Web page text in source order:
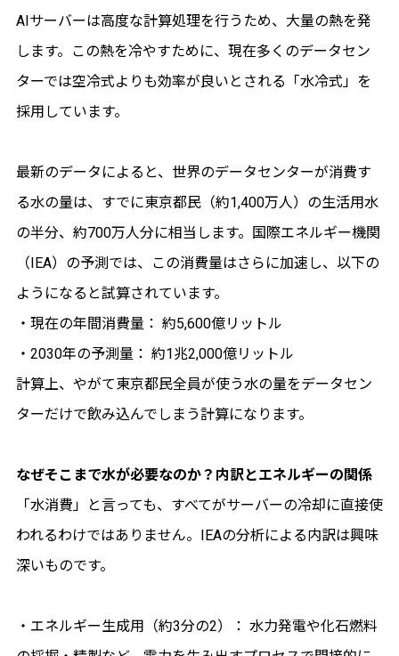
AIサーバーは高度な計算処理を行うため、大量の熱を発
します。この熱を冷やすために、現在多くのデータセン
ターでは空冷式よりも効率が良いとされる「水冷式」を
採用しています。
最新のデータによると、世界のデータセンターが消費す
る水の量は、すでに東京都民（約1,400万人）の生活用水
の半分、約700万人分に相当します。国際エネルギー機関
（IEA）の予測では、この消費量はさらに加速し、以下の
ようになると試算されています。
・現在の年間消費量： 約5,600億リットル
・2030年の予測量： 約1兆2,000億リットル
計算上、やがて東京都民全員が使う水の量をデータセン
ターだけで飲み込んでしまう計算になります。
なぜそこまで水が必要なのか？内訳とエネルギーの関係
「水消費」と言っても、すべてがサーバーの冷却に直接使
われるわけではありません。IEAの分析による内訳は興味
深いものです。
・エネルギー生成用（約3分の2）： 水力発電や化石燃料